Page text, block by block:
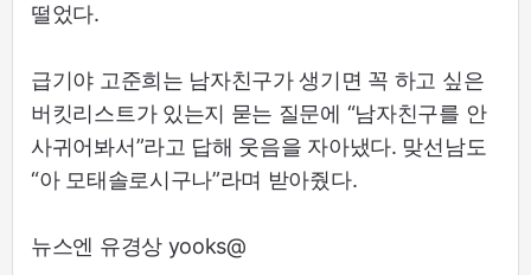
떨었다.
급기야 고준희는 남자친구가 생기면 꼭 하고 싶은
버킷리스트가 있는지 묻는 질문에 “남자친구를 안
사귀어봐서”라고 답해 웃음을 자아냈다. 맞선남도
“아 모태솔로시구나”라며 받아줬다.
뉴스엔 유경상 yooks@